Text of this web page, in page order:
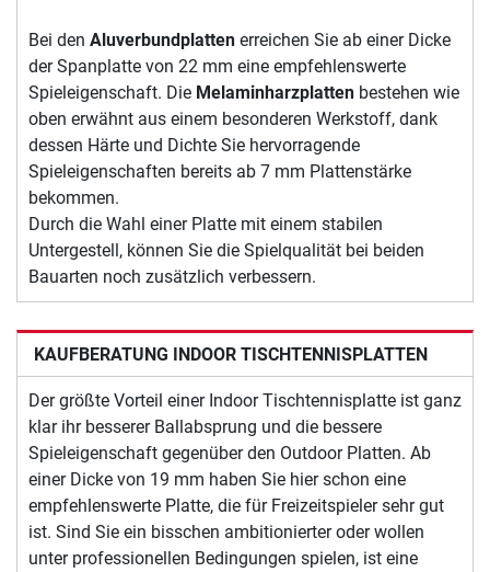
Bei den Aluverbundplatten erreichen Sie ab einer Dicke
der Spanplatte von 22 mm eine empfehlenswerte
Spieleigenschaft. Die Melaminharzplatten bestehen wie
oben erwähnt aus einem besonderen Werkstoff, dank
dessen Härte und Dichte Sie hervorragende
Spieleigenschaften bereits ab 7 mm Plattenstärke
bekommen.
Durch die Wahl einer Platte mit einem stabilen
Untergestell, können Sie die Spielqualität bei beiden
Bauarten noch zusätzlich verbessern.
KAUFBERATUNG INDOOR TISCHTENNISPLATTEN
Der größte Vorteil einer Indoor Tischtennisplatte ist ganz
klar ihr besserer Ballabsprung und die bessere
Spieleigenschaft gegenüber den Outdoor Platten. Ab
einer Dicke von 19 mm haben Sie hier schon eine
empfehlenswerte Platte, die für Freizeitspieler sehr gut
ist. Sind Sie ein bisschen ambitionierter oder wollen
unter professionellen Bedingungen spielen, ist eine